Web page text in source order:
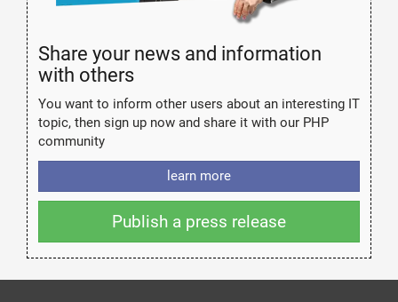
Share your news and information
with others
You want to inform other users about an interesting IT
topic, then sign up now and share it with our PHP
community
learn more
Publish a press release